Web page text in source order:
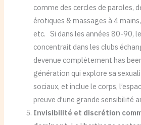
comme des cercles de paroles,
érotiques & massages à 4
etc. Si dans les années 80-90,
concentrait dans les clubs
devenue complètement has
génération qui explore sa
sociaux, et inclue le corps,
preuve d’une grande sensibilité
Invisibilité et discrétion